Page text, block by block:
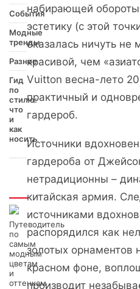
События
Модные
тренды
Разное
Гид
по
стилю:
что
и
как
носить
Интересно
Путеводитель
по
самым
модным
цветам
и
оттенкам
набирающей
эстетику (с этой
оказалась ничуть не
красивой, чем
Vuitton весна-лето
практичный и
гардероб.
Источники
гардероба от
нетрадиционны –
китайская армия.
источниками
распорядился как
золотых орнаментов
красном фоне,
производит